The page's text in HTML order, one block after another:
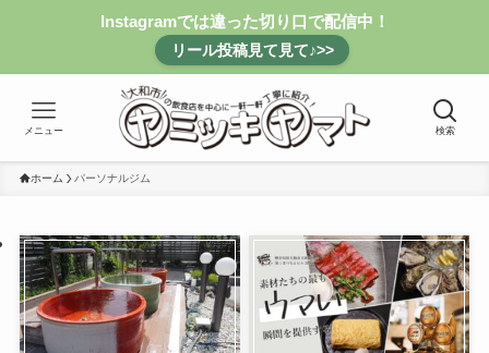
Instagramでは違った切り口で配信中！
リール投稿見て見て♪>>
検索
メニュー
ホーム パーソナルジム